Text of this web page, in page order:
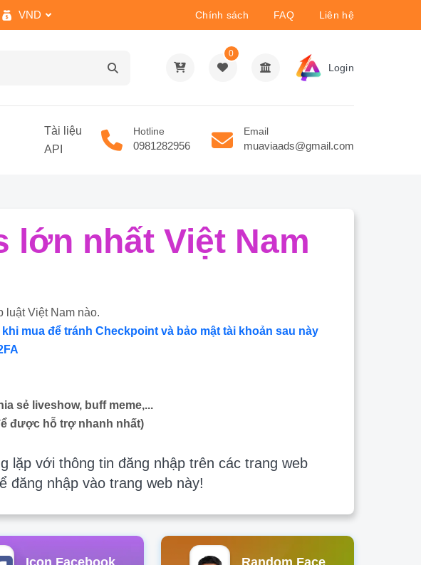
VND Chính sách FAQ Liên hệ
0
Login
Tài liệu
API
Hotline
0981282956
Email
muaviaads@gmail.com
lớn nhất Việt Nam
luật Việt Nam nào.
mua để tránh Checkpoint và bảo mật tài khoản sau này
sẻ liveshow, buff meme,...
được hỗ trợ nhanh nhất)
lặp với thông tin đăng nhập trên các trang web
đăng nhập vào trang web này!
Icon Facebook Random Face